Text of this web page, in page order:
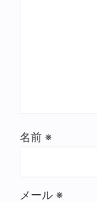
名前 ※
メール ※